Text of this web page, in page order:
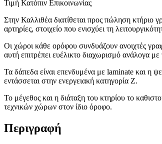
Τιμή Κατόπιν Επικοινωνίας
Στην Καλλιθέα διατίθεται προς πώληση κτήριο
αρτηρίες, στοιχείο που ενισχύει τη
Οι χώροι κάθε ορόφου συνδυάζουν ανοιχτές
αυτή επιτρέπει ευέλικτο διαχωρισμό ανάλογα
Τα δάπεδα είναι επενδυμένα με laminate και η
εντάσσεται στην ενεργειακή κατηγορία Ζ.
Το μέγεθος και η διάταξη του κτηρίου το
τεχνικών χώρων στον ίδιο όροφο.
Περιγραφή